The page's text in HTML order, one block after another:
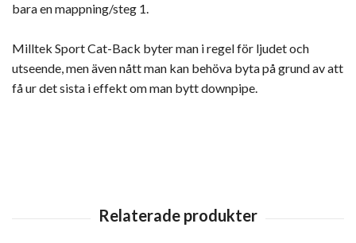
bara en mappning/steg 1.
Milltek Sport Cat-Back byter man i regel för ljudet och
utseende, men även nått man kan behöva byta på grund av att
få ur det sista i effekt om man bytt downpipe.